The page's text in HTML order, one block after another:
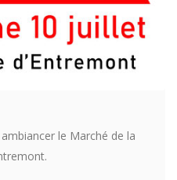
le Marché de la